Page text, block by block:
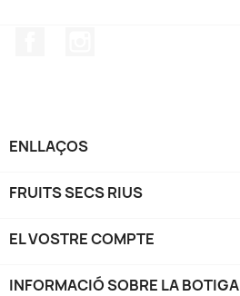
ENLLAÇOS
FRUITS SECS RIUS
EL VOSTRE COMPTE
INFORMACIÓ SOBRE LA BOTIGA